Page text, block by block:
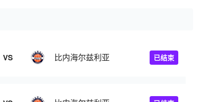
VS 比内海尔兹利亚 已结束